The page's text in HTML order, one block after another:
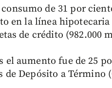
de 31 por
en la línea hipotecaria
de crédito (982.000
el aumento fue de 25
Depósito a Término